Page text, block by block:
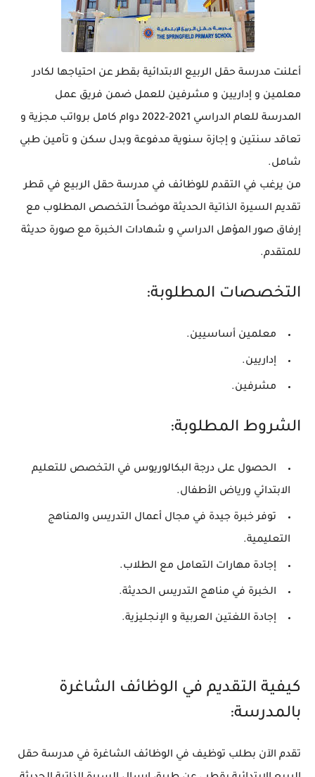
أعلنت مدرسة حقل الربيع الابتدائية بقطر عن احتياجها لكادر
معلمين و إداريين و مشرفين للعمل ضمن فريق عمل
المدرسة للعام الدراسي 2021-2022 دوام كامل برواتب مجزية و
تعاقد سنتين و إجازة سنوية مدفوعة وبدل سكن و تأمين طبي
شامل.
من يرغب في التقدم للوظائف في مدرسة حقل الربيع في قطر
تقديم السيرة الذاتية الحديثة موضحاً التخصص المطلوب مع
إرفاق صور المؤهل الدراسي و شهادات الخبرة مع صورة حديثة
للمتقدم.
التخصصات المطلوبة:
معلمين أساسيين.
إداريين.
مشرفين.
الشروط المطلوبة:
الحصول على درجة البكالوريوس في التخصص للتعليم
الابتدائي ورياض الأطفال.
توفر خبرة جيدة في مجال أعمال التدريس والمناهج
التعليمية.
إجادة مهارات التعامل مع الطلاب.
الخبرة في مناهج التدريس الحديثة.
إجادة اللغتين العربية و الإنجليزية.
كيفية التقديم في الوظائف الشاغرة
بالمدرسة:
تقدم الآن بطلب توظيف في الوظائف الشاغرة في مدرسة حقل